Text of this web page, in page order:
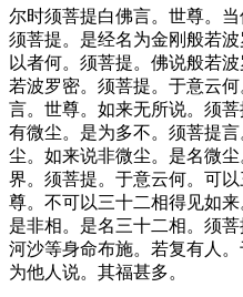
尔时须菩提白佛言。世尊。
须菩提。是经名为金刚般若
以者何。须菩提。佛说般若
若波罗密。须菩提。于意云
言。世尊。如来无所说。须
有微尘。是为多不。须菩提
尘。如来说非微尘。是名微
界。须菩提。于意云何。可
尊。不可以三十二相得见如
是非相。是名三十二相。须
河沙等身命布施。若复有人
为他人说。其福甚多。